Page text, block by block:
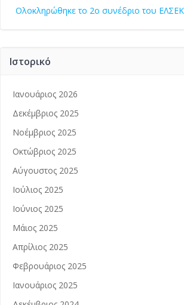
Ολοκληρώθηκε το 2ο συνέδριο του
Ιστορικό
Ιανουάριος 2026
Δεκέμβριος 2025
Νοέμβριος 2025
Οκτώβριος 2025
Αύγουστος 2025
Ιούλιος 2025
Ιούνιος 2025
Μάιος 2025
Απρίλιος 2025
Φεβρουάριος 2025
Ιανουάριος 2025